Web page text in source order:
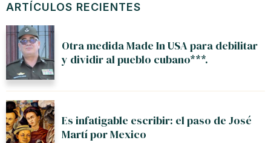
ARTÍCULOS RECIENTES
Otra medida Made In USA para debilitar
y dividir al pueblo cubano***.
Es infatigable escribir: el paso de José
Martí por Mexico